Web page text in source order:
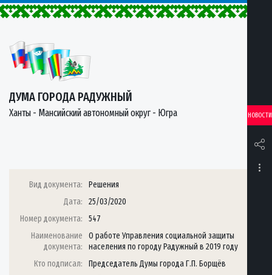
ДУМА ГОРОДА РАДУЖНЫЙ
Ханты - Мансийский автономный округ - Югра НОВОСТИ
Вид документа:
Решения
Дата:
25/03/2020
Номер документа:
547
Наименование
документа:
О работе Управления социальной защиты
населения по городу Радужный в 2019 году
Кто подписал:
Председатель Думы города Г.П. Борщёв